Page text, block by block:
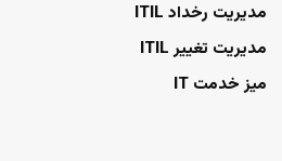
مدیریت رخداد ITIL
مدیریت تغییر ITIL
میز خدمت IT